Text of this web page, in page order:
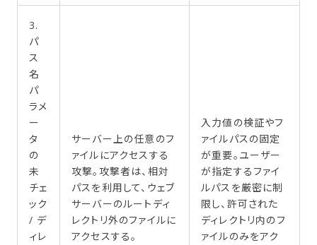
3.
パ
ス
名
パ
ラメ
ー
タ
の
未
チェ
ック
/ デ
ィレ
サーバー上の任意のフ
ァイルにアクセスする
攻撃。攻撃者は、相対
パスを利用して、ウェブ
サーバーのルートディ
レクトリ外のファイルに
アクセスする。
入力値の検証やフ
ァイルパスの固定
が重要。ユーザー
が指定するファイ
ルパスを厳密に制
限し、許可された
ディレクトリ内のフ
ァイルのみをアク